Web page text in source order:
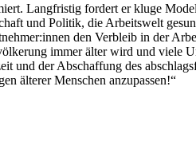
Langfristig fordert er kluge
und Politik, die Arbeitswelt
den Verbleib in der
immer älter wird und
der Abschaffung des
älterer Menschen anzupassen!“